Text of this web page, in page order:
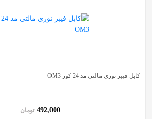
کابل فیبر نوری مالتی مد 24 کور OM3
تومان 492,000